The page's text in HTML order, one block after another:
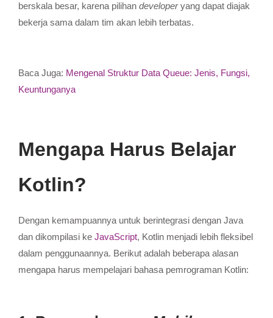
berskala besar, karena pilihan developeryang dapat diajak
bekerja sama dalam tim akan lebih terbatas.
Baca Juga: Mengenal Struktur Data Queue: Jenis, Fungsi,
Keuntunganya
Mengapa Harus Belajar
Kotlin?
Dengan kemampuannya untuk berintegrasi dengan Java
dan dikompilasi ke JavaScript, Kotlin menjadi lebih fleksibel
dalam penggunaannya. Berikut adalah beberapa alasan
mengapa harus mempelajari bahasa pemrograman Kotlin: